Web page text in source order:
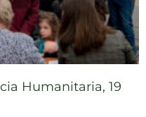
Humanitaria, 19